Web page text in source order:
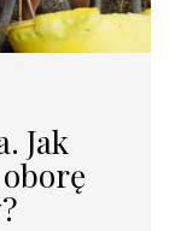
Jak